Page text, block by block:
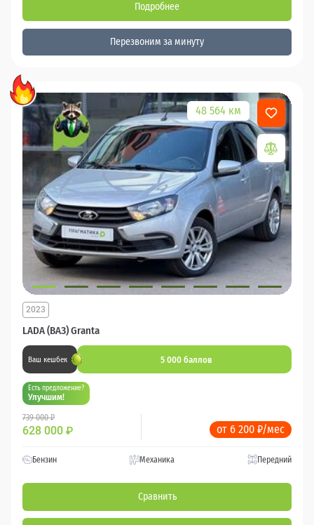
Подробнее
Перезвоним за минуту
48 564 км
LADA (ВАЗ) Granta
2023
Ваш кешбек 5 000 баллов
Есть предложение?
Улучшим!
739 000 ₽
628 000 ₽ от 6 200 ₽/мес
Бензин Механика Передний
Сравнить